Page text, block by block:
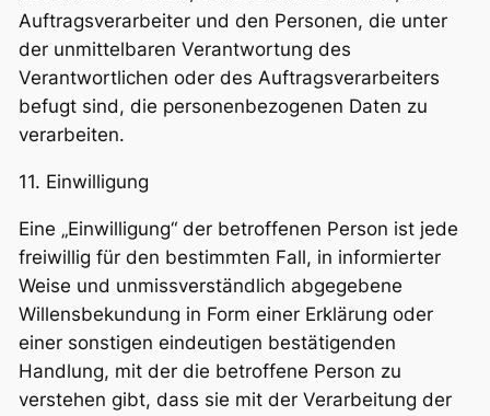
Auftragsverarbeiter und den Personen, die unter
der unmittelbaren Verantwortung des
Verantwortlichen oder des Auftragsverarbeiters
befugt sind, die personenbezogenen Daten zu
verarbeiten.
11. Einwilligung
Eine „Einwilligung“ der betroffenen Person ist jede
freiwillig für den bestimmten Fall, in informierter
Weise und unmissverständlich abgegebene
Willensbekundung in Form einer Erklärung oder
einer sonstigen eindeutigen bestätigenden
Handlung, mit der die betroffene Person zu
verstehen gibt, dass sie mit der Verarbeitung der